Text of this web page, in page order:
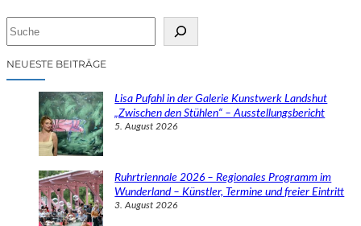
cNEUESTE BEITRÄGE
Lisa Pufahl in der Galerie Kunstwerk Landshut
„Zwischen den Stühlen“ – Ausstellungsbericht
5. August 2026
Ruhrtriennale 2026 – Regionales Programm im
Wunderland – Künstler, Termine und freier Eintritt
3. August 2026